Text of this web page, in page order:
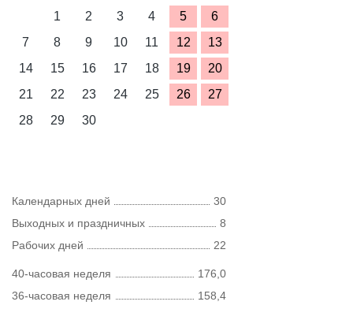
1
2 3 4 5
6
7
8 9 10 11 12
13
14
15 16 17 18 19
20
21
22 23 24 25 26
27
28
29 30
Календарных дней
30
Выходных и праздничных
8
Рабочих дней
22
40-часовая неделя
176,0
36-часовая неделя
158,4